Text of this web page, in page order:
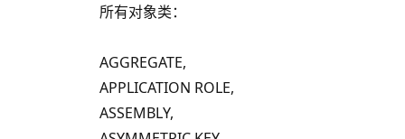
所有对象类：
AGGREGATE,
APPLICATION ROLE,
ASSEMBLY,